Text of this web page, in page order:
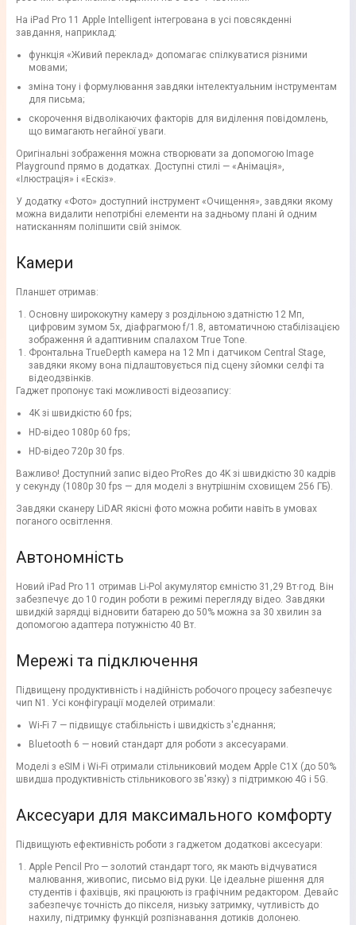
На iPad Pro 11 Apple Intelligent інтегрована в усі повсякденні
завдання, наприклад:
функція «Живий переклад» допомагає спілкуватися різними
мовами;
зміна тону і формулювання завдяки інтелектуальним інструментам
для письма;
скорочення відволікаючих факторів для виділення повідомлень,
що вимагають негайної уваги.
Оригінальні зображення можна створювати за допомогою Image
Playground прямо в додатках. Доступні стилі — «Анімація»,
«Ілюстрація» і «Ескіз».
У додатку «Фото» доступний інструмент «Очищення», завдяки якому
можна видалити непотрібні елементи на задньому плані й одним
натисканням поліпшити свій знімок.
Камери
Планшет отримав:
Основну ширококутну камеру з роздільною здатністю 12 Мп,
цифровим зумом 5x, діафрагмою f/1.8, автоматичною стабілізацією
зображення й адаптивним спалахом True Tone.
Фронтальна TrueDepth камера на 12 Мп і датчиком Central Stage,
завдяки якому вона підлаштовується під сцену зйомки селфі та
відеодзвінків.
Гаджет пропонує такі можливості відеозапису:
4K зі швидкістю 60 fps;
HD-відео 1080p 60 fps;
HD-відео 720p 30 fps.
Важливо! Доступний запис відео ProRes до 4K зі швидкістю 30 кадрів
у секунду (1080p 30 fps — для моделі з внутрішнім сховищем 256 ГБ).
Завдяки сканеру LiDAR якісні фото можна робити навіть в умовах
поганого освітлення.
Автономність
Новий iPad Pro 11 отримав Li-Pol акумулятор ємністю 31,29 Вт·год. Він
забезпечує до 10 годин роботи в режимі перегляду відео. Завдяки
швидкій зарядці відновити батарею до 50% можна за 30 хвилин за
допомогою адаптера потужністю 40 Вт.
Мережі та підключення
Підвищену продуктивність і надійність робочого процесу забезпечує
чип N1. Усі конфігурації моделей отримали:
Wi-Fi 7 — підвищує стабільність і швидкість з'єднання;
Bluetooth 6 — новий стандарт для роботи з аксесуарами.
Моделі з eSIM і Wi-Fi отримали стільниковий модем Apple C1X (до 50%
швидша продуктивність стільникового зв'язку) з підтримкою 4G і 5G.
Аксесуари для максимального комфорту
Підвищують ефективність роботи з гаджетом додаткові аксесуари:
Apple Pencil Pro — золотий стандарт того, як мають відчуватися
малювання, живопис, письмо від руки. Це ідеальне рішення для
студентів і фахівців, які працюють із графічним редактором. Девайс
забезпечує точність до пікселя, низьку затримку, чутливість до
нахилу, підтримку функцій розпізнавання дотиків долонею.